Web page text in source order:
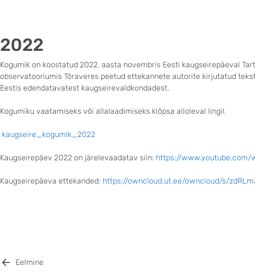
2022
Kogumik on koostatud 2022. aasta novembris Eesti kaugseirepäeval
observatooriumis Tõraveres peetud ettekannete autorite kirjutatud
Eestis edendatavatest kaugseirevaldkondadest.
Kogumiku vaatamiseks või allalaadimiseks klõpsa alloleval lingil.
kaugseire_kogumik_2022
Kaugseirepäev 2022 on järelevaadatav siin: https://www.youtube.com/
Kaugseirepäeva ettekanded: https://owncloud.ut.ee/owncloud/s/
Eelmine